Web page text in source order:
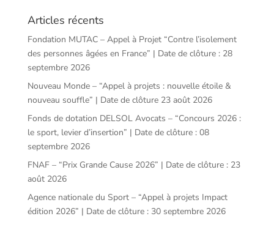
Articles récents
Fondation MUTAC – Appel à Projet “Contre l’isolement
des personnes âgées en France” | Date de clôture : 28
septembre 2026
Nouveau Monde – “Appel à projets : nouvelle étoile &
nouveau souffle” | Date de clôture 23 août 2026
Fonds de dotation DELSOL Avocats – “Concours 2026 :
le sport, levier d’insertion” | Date de clôture : 08
septembre 2026
FNAF – “Prix Grande Cause 2026” | Date de clôture : 23
août 2026
Agence nationale du Sport – “Appel à projets Impact
édition 2026” | Date de clôture : 30 septembre 2026